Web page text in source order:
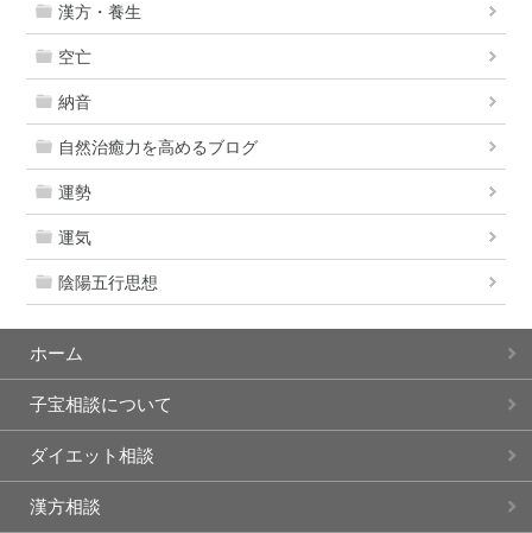
漢方・養生
空亡
納音
自然治癒力を高めるブログ
運勢
運気
陰陽五行思想
ホーム
子宝相談について
ダイエット相談
漢方相談